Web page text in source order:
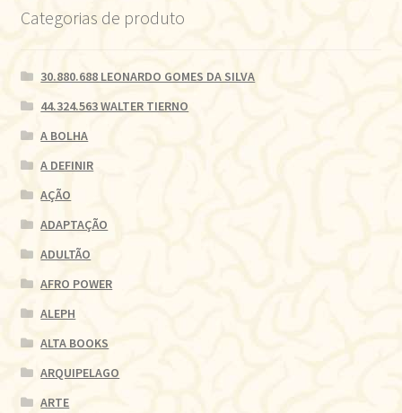
Categorias de produto
30.880.688 LEONARDO GOMES DA SILVA
44.324.563 WALTER TIERNO
A BOLHA
A DEFINIR
AÇÃO
ADAPTAÇÃO
ADULTÃO
AFRO POWER
ALEPH
ALTA BOOKS
ARQUIPELAGO
ARTE